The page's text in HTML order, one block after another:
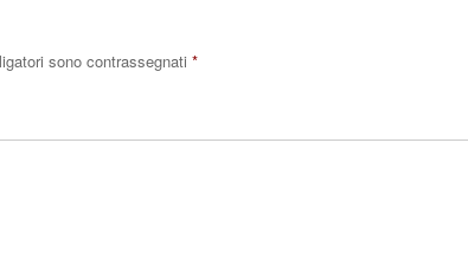
sono contrassegnati *